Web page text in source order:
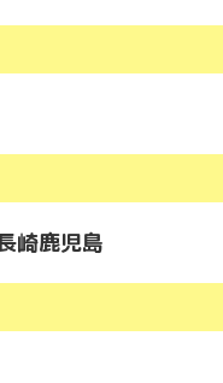
崎鹿児島